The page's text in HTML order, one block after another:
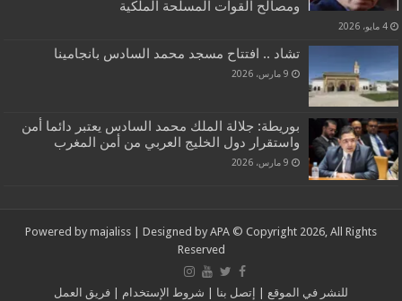
ومصالح القوات المسلحة الملكية
4 مايو، 2026
تشاد .. افتتاح مسجد محمد السادس بانجامينا
9 مارس، 2026
بوريطة: جلالة الملك محمد السادس يعتبر دائما أمن
واستقرار دول الخليج العربي من أمن المغرب
9 مارس، 2026
Powered by majaliss | Designed by APA © Copyright 2026, All Rights
Reserved
للنشر في الموقع | إتصل بنا | شروط الإستخدام | فريق العمل